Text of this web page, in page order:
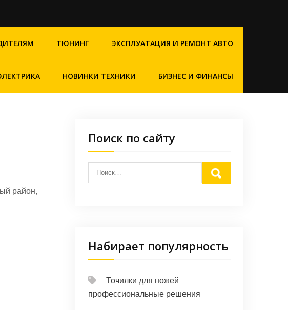
ТЮНИНГ ЭКСПЛУАТАЦИЯ И РЕМОНТ АВТО
НОВИНКИ ТЕХНИКИ БИЗНЕС И ФИНАНСЫ
район,
Поиск по сайту
Набирает популярность
Точилки для ножей
профессиональные решения